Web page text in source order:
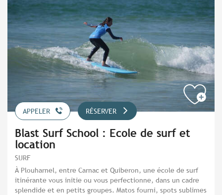
APPELER RÉSERVER
Blast Surf School : Ecole de surf et
location
SURF
À Plouharnel, entre Carnac et Quiberon, une école de surf
itinérante vous initie ou vous perfectionne, dans un cadre
splendide et en petits groupes. Matos fourni, spots sublimes